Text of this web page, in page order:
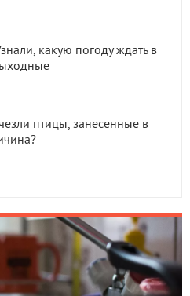
какую погоду ждать в
птицы, занесенные в